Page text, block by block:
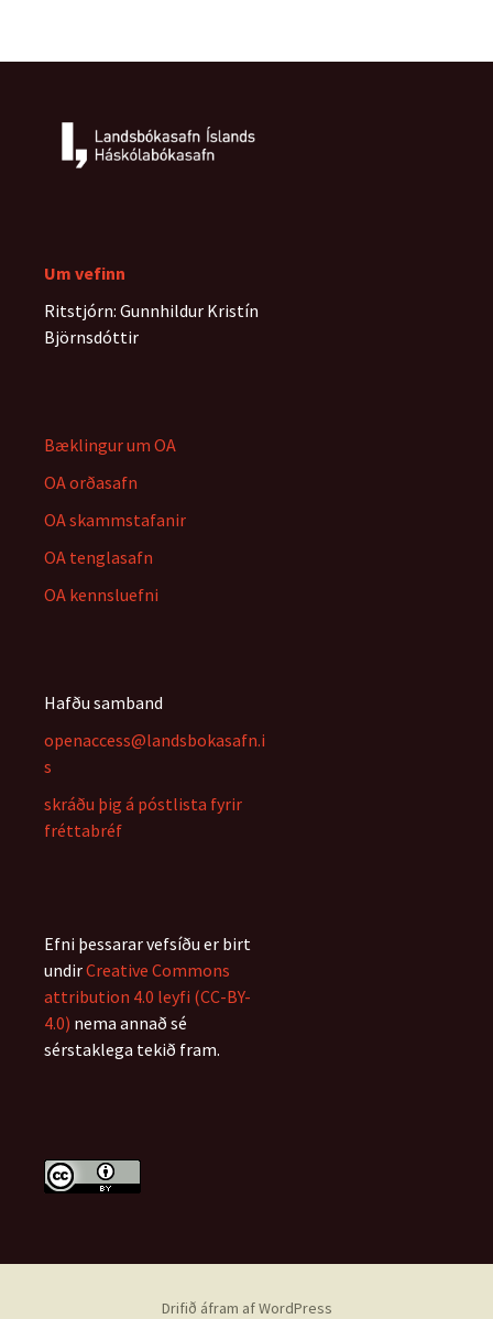
Um vefinn
Ritstjórn: Gunnhildur Kristín
Björnsdóttir
Bæklingur um OA
OA orðasafn
OA skammstafanir
OA tenglasafn
OA kennsluefni
Hafðu samband
openaccess@landsbokasafn.i
s
skráðu þig á póstlista fyrir
fréttabréf
Efni þessarar vefsíðu er birt
undirCreative Commons
attribution 4.0 leyfi (CC-BY-
4.0) nema annað sé
sérstaklega tekið fram.
Drifið áfram af WordPress